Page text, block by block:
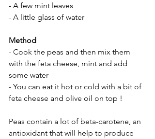
- A few mint leaves
- A little glass of water
Method
- Cook the peas and then mix them
with the feta cheese, mint and add
some water
- You can eat it hot or cold with a bit of
feta cheese and olive oil on top !
Peas contain a lot of beta-carotene, an
antioxidant that will help to produce